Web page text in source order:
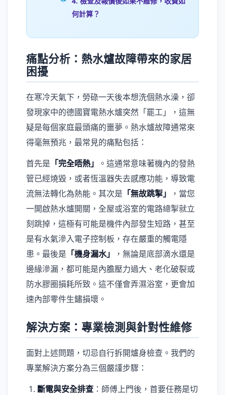
何計算？
痛點分析：熱水爐故障帶來的家居
困擾
在寒冷天氣下，勞碌一天後本想洗個熱水澡，卻
發現家中的德國寶電熱水爐突然「罷工」，這無
疑是每個家庭最頭痛的噩夢。熱水爐故障通常來
得毫無預兆，最常見的痛點包括：
首先是 「完全唔熱」
。這通常意味著機內的發熱
管已經燒毀，或者恆溫器失去感應功能，導致電
流無法轉化為熱能。其次是 「無故跳掣」
，當您
一開啟熱水爐開關，全屋或浴室的電路總掣就立
刻跳掉，這極有可能是機件內部發生短路，甚至
是有水氣滲入電子控制板，存在嚴重的觸電隱
患。最後是 「機身漏水」
，無論是底部滴水還是
邊緣滲漏，都可能是內膽壓力過大、老化破裂或
防水膠圈損耗所致。這不僅會弄濕浴室，更會加
速內部零件生鏽損壞。
解決方案：專業檢測與針對性維修
面對上述問題，切忌自行拆開爐身檢查。我們的
專業解決方案分為三個嚴謹步驟：
斷電與安全排查 ：師傅上門後，首要任務是切